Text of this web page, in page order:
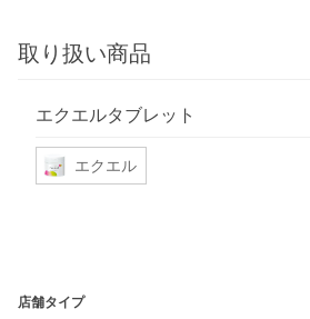
取り扱い商品
エクエルタブレット
エクエル
店舗タイプ